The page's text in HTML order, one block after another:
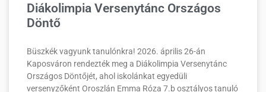
Diákolimpia Versenytánc Országos
Döntő
Büszkék vagyunk tanulónkra! 2026. április 26-án
Kaposváron rendezték meg a Diákolimpia Versenytánc
Országos Döntőjét, ahol iskolánkat egyedüli
versenyzőként Oroszlán Emma Róza 7.b osztályos tanuló